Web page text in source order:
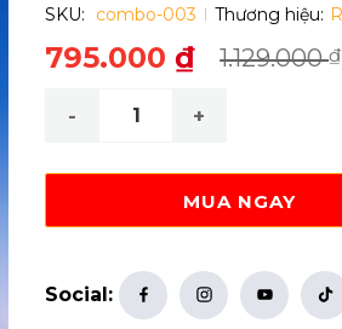
Được xếp
sao
SKU: combo-003 Thương hiệu:
1.129.000₫
Giá
là:
795.000₫
Giá
tại
795.000 ₫.MUA NGAY
Social: